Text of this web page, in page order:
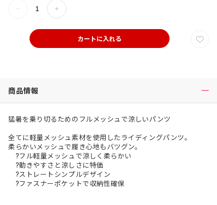
カートに入れる
商品情報
猛暑を乗り切るためのフルメッシュで涼しいパンツ
全てに軽量メッシュ素材を使用したライディングパンツ。
柔らかいメッシュで履き心地もバツグン。
?フル軽量メッシュで涼しく柔らかい
?動きやすさと涼しさに特価
?ストレートシンプルデザイン
?ファスナーポケットで収納性確保